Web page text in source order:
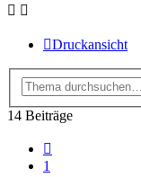
Druckansicht
14 Beiträge
1